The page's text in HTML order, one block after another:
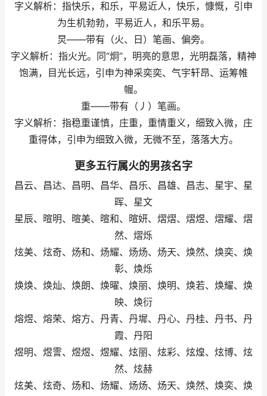
字义解析：指快乐，和乐，平易近人，快乐，慷慨，引申
为生机勃勃，平易近人，和乐平易。
炅——带有（火、日）笔画、偏旁。
字义解析：指火光。同“炯”，明亮的意思，光明磊落，精神
饱满，目光长远，引申为神采奕奕、气宇轩昂、运筹帷
幄。
重——带有（丿）笔画。
字义解析：指稳重谨慎，庄重，重情重义，细致入微，庄
重得体，引申为细致入微，无微不至，落落大方。
更多五行属火的男孩名字
昌云、昌达、昌明、昌华、昌乐、昌雄、昌志、星宇、星
晖、星文
星辰、暄明、暄美、暄和、暄妍、熠熠、熠煜、熠耀、熠
然、熠烁
炫美、炫奇、炀和、炀耀、炀炀、炀天、焕然、焕奕、焕
彰、焕烁
焕焕、焕灿、焕朗、焕曜、焕丽、焕明、焕若、焕耀、焕
映、焕衍
熔煜、熔荣、熔方、丹青、丹墀、丹心、丹桂、丹书、丹
霞、丹阳
煜明、煜霅、煜煜、煜耀、炫丽、炫彩、炫煌、炫博、炫
然、炫赫
炫美、炫奇、炀和、炀耀、炀炀、炀天、焕然、焕奕、焕